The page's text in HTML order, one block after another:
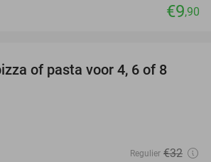
€9,90
of pasta voor 4, 6 of 8
Regulier €32